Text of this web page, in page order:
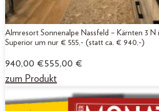
Almresort Sonnenalpe Nassfeld – Kärnten 3 N
Superior um nur € 555,- (statt ca. € 940,-)
940,00 €555,00 €
zum Produkt